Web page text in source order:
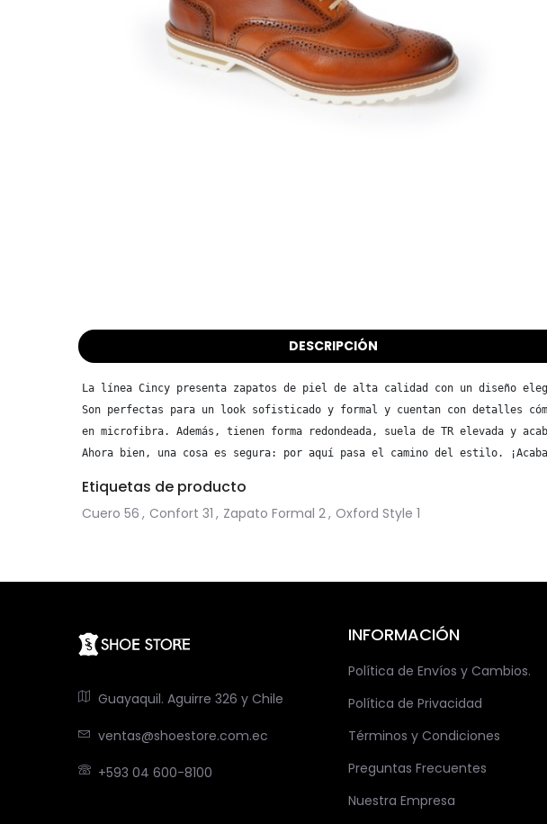
DESCRIPCIÓN
La línea Cincy presenta zapatos de piel de alta calidad con un diseño
Son perfectas para un look sofisticado y formal y cuentan con detalles
en microfibra. Además, tienen forma redondeada, suela de TR elevada y
Ahora bien, una cosa es segura: por aquí pasa el camino del estilo.
Etiquetas de producto
Cuero 56 , Confort 31 , Zapato Formal 2, Oxford Style 1
Guayaquil. Aguirre 326 y Chile
ventas@shoestore.com.ec
+593 04 600-8100
INFORMACIÓN
Política de Envíos y Cambios.
Política de Privacidad
Términos y Condiciones
Preguntas Frecuentes
Nuestra Empresa